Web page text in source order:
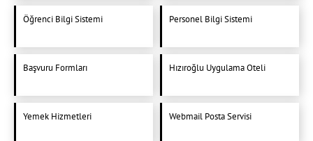
Öğrenci Bilgi Sistemi Personel Bilgi Sistemi
Başvuru Formları Hızıroğlu Uygulama Oteli
Yemek Hizmetleri Webmail Posta Servisi